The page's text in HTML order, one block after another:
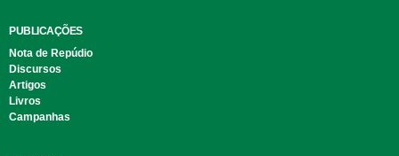
PUBLICAÇÕES
Nota de Repúdio
Discursos
Artigos
Livros
Campanhas